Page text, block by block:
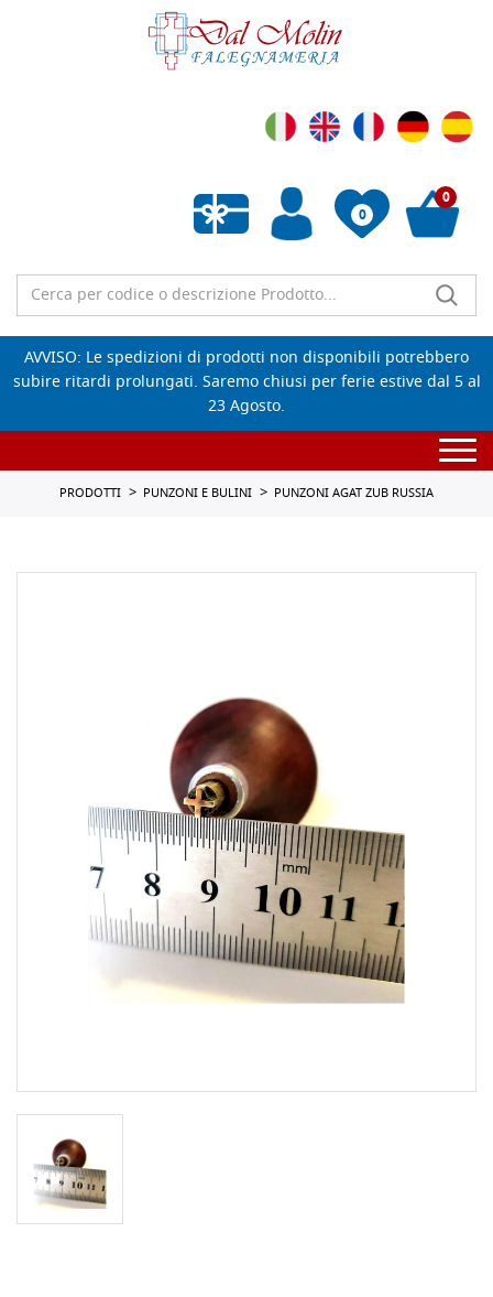
0
Wishlist vuota
0
AVVISO: Le spedizioni di prodotti non disponibili potrebbero
subire ritardi prolungati. Saremo chiusi per ferie estive dal 5 al
23 Agosto.
PRODOTTI PUNZONI E BULINI PUNZONI AGAT ZUB RUSSIA